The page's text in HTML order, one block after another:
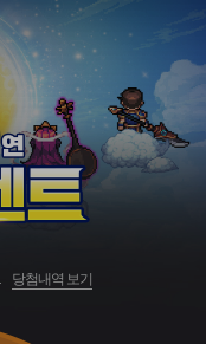
당첨내역 보기